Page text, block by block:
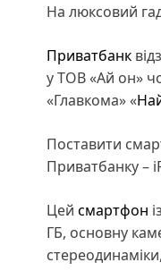
На люксовий
Приватбанк
у ТОВ «Ай он»
«Главкома» «
Поставити
Приватбанку –
Цей смартфон
ГБ, основну
стереодинаміки,